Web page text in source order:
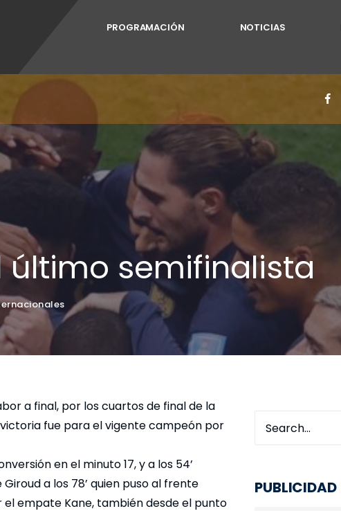
PROGRAMACIÓN NOTICIAS
último semifinalista
a final, por los cuartos de final de la
fue para el vigente campeón por
en el minuto 17, y a los 54’
a los 78’ quien puso al frente
empate Kane, también desde el punto
PUBLICIDAD